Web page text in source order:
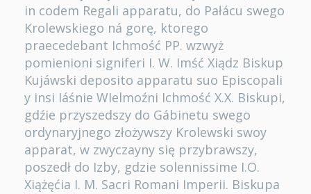
in codem Regali apparatu, do Pałácu swego
Krolewskiego ná gorę, ktorego
praecedebant Ichmość PP. wzwyż
pomienioni signiferi I. W. Imść Xiądz Biskup
Kujáwski deposito apparatu suo Episcopali
y insi Iáśnie WIelmoźni Ichmość X.X. Biskupi,
gdźie przyszedszy do Gábinetu swego
ordynaryjnego złożywszy Krolewski swoy
apparat, w zwyczayny się przybrawszy,
poszedł do Izby, gdzie solennissime I.O.
Xiążęćia I. M. Sacri Romani Imperii. Biskupa